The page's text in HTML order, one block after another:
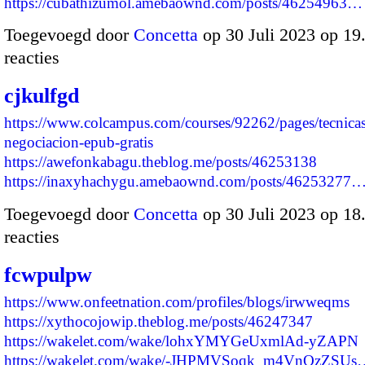
Toegevoegd door Concetta op 30 Juli 2023 op
reacties
cjkulfgd
https://www.colcampus.com/courses/92262/pages/
negociacion-epub-gratis
https://awefonkabagu.theblog.me/posts/46253138
https://inaxyhachygu.amebaownd.com/posts/
Toegevoegd door Concetta op 30 Juli 2023 op
reacties
fcwpulpw
https://www.onfeetnation.com/profiles/blogs/irwweqms
https://xythocojowip.theblog.me/posts/46247347
https://wakelet.com/wake/lohxYMYGeUxmlAd-yZAPN
https://wakelet.com/wake/-